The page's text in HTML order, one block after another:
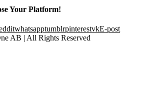
Your Platform!
whatsapptumblrpinterestvkE-post
AB | All Rights Reserved